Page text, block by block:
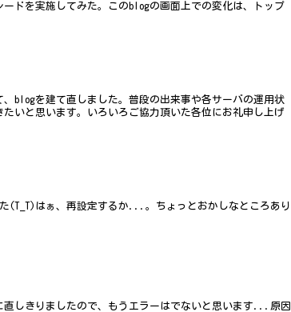
ドを実施してみた。このblogの画面上での変化は、トップ
blogを建て直しました。普段の出来事や各サーバの運用状
いと思います。いろいろご協力頂いた各位にお礼申し上げ
(T_T)はぁ、再設定するか...。ちょっとおかしなところあり
直しきりましたので、もうエラーはでないと思います...原因